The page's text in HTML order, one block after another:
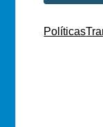
Políticas